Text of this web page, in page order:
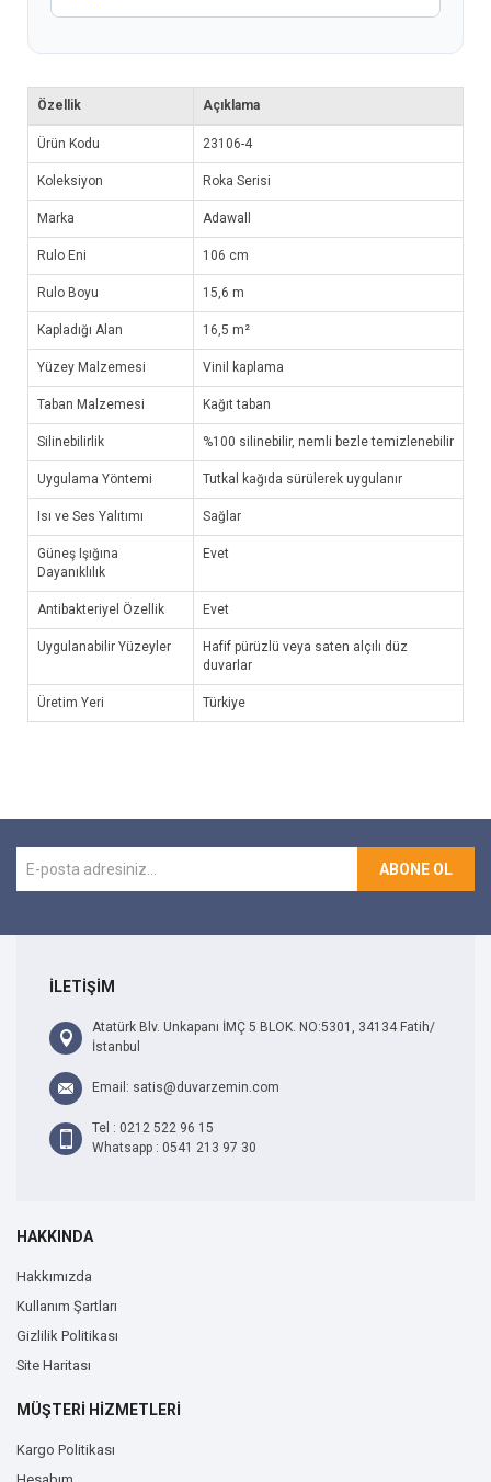
Özellik Açıklama
Ürün Kodu 23106-4
Koleksiyon Roka Serisi
Marka Adawall
Rulo Eni 106 cm
Rulo Boyu 15,6 m
Kapladığı Alan 16,5 m²
Yüzey Malzemesi Vinil kaplama
Taban Malzemesi Kağıt taban
Silinebilirlik %100 silinebilir, nemli bezle temizlenebilir
Uygulama Yöntemi Tutkal kağıda sürülerek uygulanır
Isı ve Ses Yalıtımı Sağlar
Güneş Işığına
Dayanıklılık
Evet
Antibakteriyel Özellik Evet
Uygulanabilir Yüzeyler
Hafif pürüzlü veya saten alçılı düz
duvarlar
Üretim Yeri Türkiye
ABONE OL
İLETİŞİM
Atatürk Blv. Unkapanı İMÇ 5 BLOK. NO:5301, 34134 Fatih/
İstanbul
Email: satis@duvarzemin.com
Tel : 0212 522 96 15
Whatsapp : 0541 213 97 30
HAKKINDA
Hakkımızda
Kullanım Şartları
Gizlilik Politikası
Site Haritası
MÜŞTERİ HİZMETLERİ
Kargo Politikası